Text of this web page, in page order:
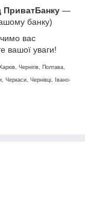
ПриватБанку —
банку)
вас
вашої уваги!
Чернігів, Полтава,
Черкаси, Чернівці, Івано-